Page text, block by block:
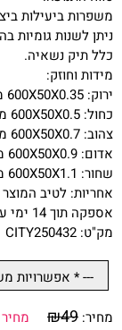
משפרות ביעילות
ניתן לשנות
כלל תיק נשאיה.
מידות וחוזק:
ירוק: 600X50X0.35 מ"מ
כחול: 600X50X0.5 מ"מ
צהוב: 600X50X0.7 מ"מ
אדום: 600X50X0.9 מ"מ
שחור: 600X50X1.1 מ"מ
אחריות: לטיב המוצר
אספקה תוך 14 ימי עסקים
מק"ט: CITY250432
מחיר: ₪49